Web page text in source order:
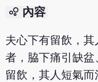
bubble_chart 內容
夫心下有留飲，
者，脇下痛引缺
留飲，其人短氣